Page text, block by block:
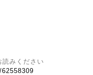
みください